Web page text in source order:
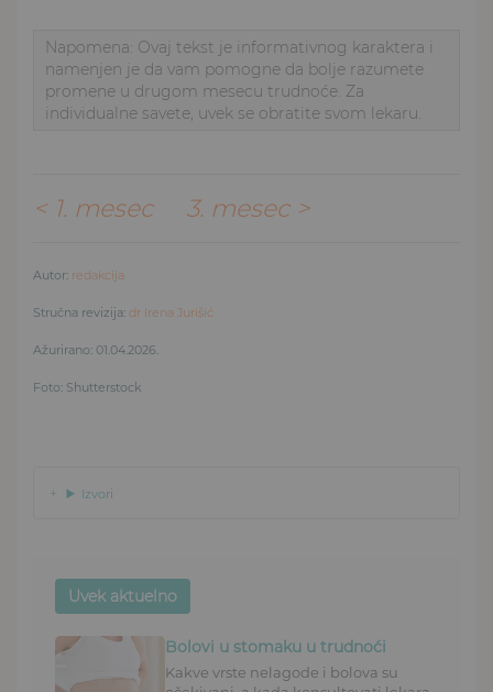
Napomena: Ovaj tekst je informativnog karaktera i
namenjen je da vam pomogne da bolje razumete
promene u drugom mesecu trudnoće. Za
individualne savete, uvek se obratite svom lekaru.
< 1. mesec 3. mesec >
Autor: redakcija
Stručna revizija: dr Irena Jurišić
Ažurirano: 01.04.2026.
Foto: Shutterstock
Izvori
Uvek aktuelno
Bolovi u stomaku u trudnoći
Kakve vrste nelagode i bolova su